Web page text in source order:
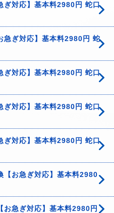
ぎ対応】基本料2980円 蛇口
急ぎ対応】基本料2980円 蛇
ぎ対応】基本料2980円 蛇口
ぎ対応】基本料2980円 蛇口
ぎ対応】基本料2980円 蛇口
【お急ぎ対応】基本料2980
お急ぎ対応】基本料2980円